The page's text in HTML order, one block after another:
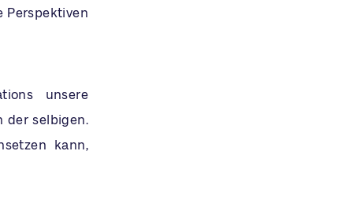
Perspektiven
unsere
der selbigen.
kann,